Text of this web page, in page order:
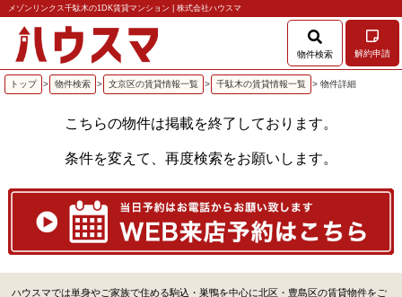
メゾンリンクス千駄木の1DK賃貸マンション | 株式会社ハウスマ
物件検索 解約申請
トップ > 物件検索 > 文京区の賃貸情報一覧 > 千駄木の賃貸情報一覧 > 物件詳細
こちらの物件は掲載を終了しております。
条件を変えて、再度検索をお願いします。
ハウスマでは単身やご家族で住める駒込・巣鴨を中心に北区・豊島区の賃貸物件をご